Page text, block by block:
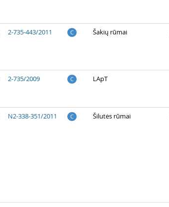
2-735-443/2011 C Šakių rūmai
2-735/2009 C LApT
N2-338-351/2011 C Šilutės rūmai